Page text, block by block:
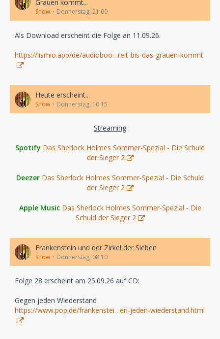
Grauen kommt...
Snow Donnerstag, 21:00
Als Download erscheint die Folge an 11.09.26.
https://lismio.app/de/audioboo…reit-bis-das-grauen-kommt
Heute erscheint...
Snow Donnerstag, 16:15
Streaming
Spotify Das Sherlock Holmes Sommer-Spezial - Die Schuld
der Sieger 2
Deezer Das Sherlock Holmes Sommer-Spezial - Die Schuld
der Sieger 2
Apple Music Das Sherlock Holmes Sommer-Spezial - Die
Schuld der Sieger 2
Frankenstein und der Zirkel der Sieben
Snow Donnerstag, 08:10
Folge 28 erscheint am 25.09.26 auf CD:
Gegen jeden Wiederstand
https://www.pop.de/frankenstei…en-jeden-wiederstand.html